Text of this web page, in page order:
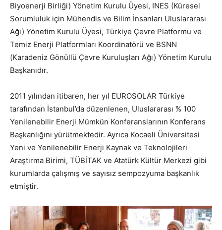
Biyoenerji Birliği) Yönetim Kurulu Üyesi, INES (Küresel
Sorumluluk için Mühendis ve Bilim İnsanları Uluslararası
Ağı) Yönetim Kurulu Üyesi, Türkiye Çevre Platformu ve
Temiz Enerji Platformları Koordinatörü ve BSNN
(Karadeniz Gönüllü Çevre Kuruluşları Ağı) Yönetim Kurulu
Başkanıdır.
2011 yılından itibaren, her yıl EUROSOLAR Türkiye
tarafından İstanbul’da düzenlenen, Uluslararası % 100
Yenilenebilir Enerji Mümkün Konferanslarının Konferans
Başkanlığını yürütmektedir. Ayrıca Kocaeli Üniversitesi
Yeni ve Yenilenebilir Enerji Kaynak ve Teknolojileri
Araştırma Birimi, TÜBİTAK ve Atatürk Kültür Merkezi gibi
kurumlarda çalışmış ve sayısız sempozyuma başkanlık
etmiştir.